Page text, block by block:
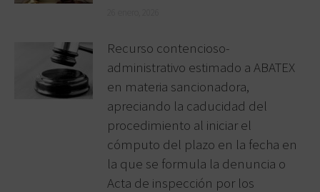
Recurso contencioso-
administrativo estimado a ABATEX
en materia sancionadora,
apreciando la caducidad del
procedimiento al iniciar el
cómputo del plazo en la fecha en
la que se formula la denuncia o
Acta de inspección por los